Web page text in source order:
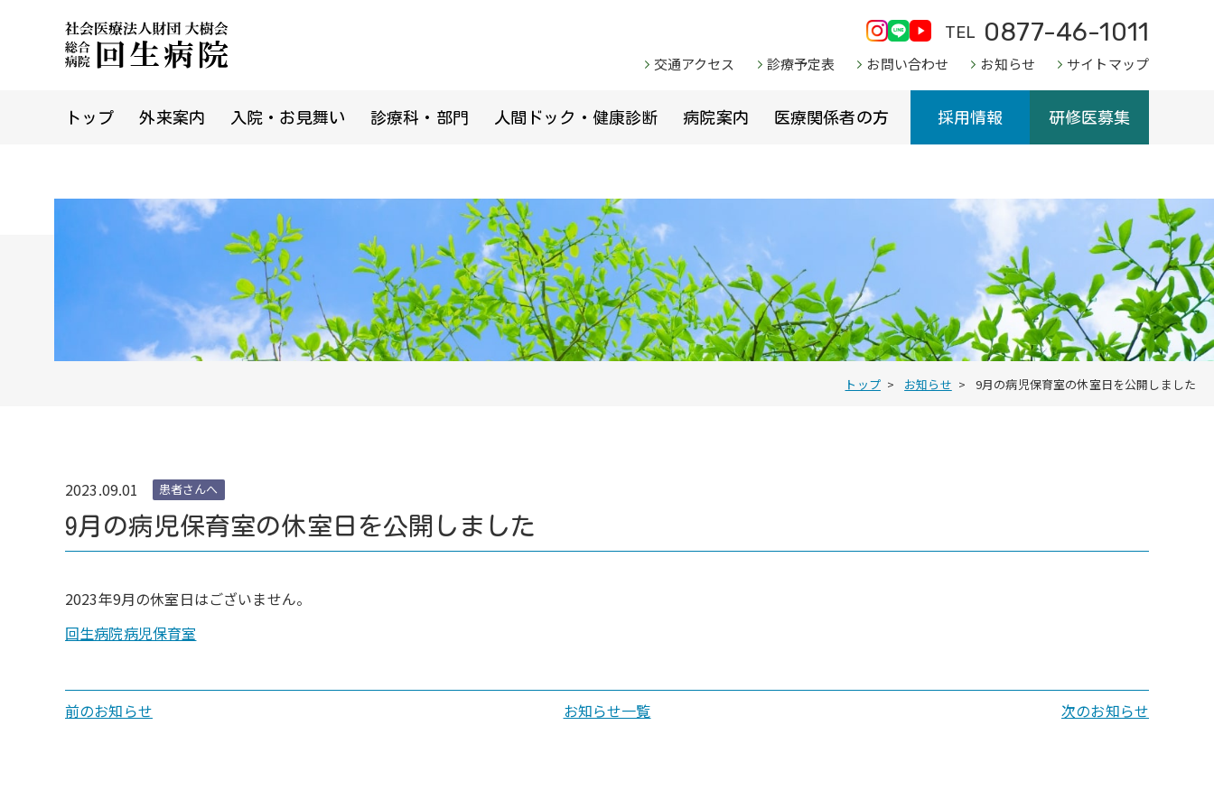
TEL 0877-46-1011
交通アクセス 診療予定表 お問い合わせ お知らせ サイトマップ
トップ 外来案内 入院・お見舞い 診療科・部門 人間ドック・健康診断 病院案内 医療関係者の方 採用情報 研修医募集
トップ お知らせ 9月の病児保育室の休室日を公開しました
2023.09.01 患者さんへ
9月の病児保育室の休室日を公開しました
2023年9月の休室日はございません。
回生病院病児保育室
前のお知らせ お知らせ一覧 次のお知らせ